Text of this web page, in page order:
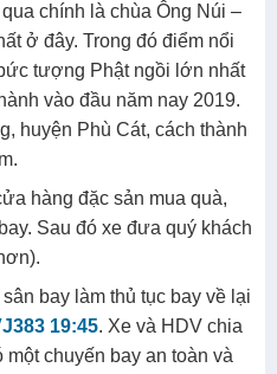
chính là chùa Ông Núi –
ở đây. Trong đó điểm nổi
tượng Phật ngồi lớn nhất
vào đầu năm nay 2019.
huyện Phù Cát, cách thành
hàng đặc sản mua quà,
Sau đó xe đưa quý khách
bay làm thủ tục bay về lại
19:45. Xe và HDV chia
một chuyến bay an toàn và